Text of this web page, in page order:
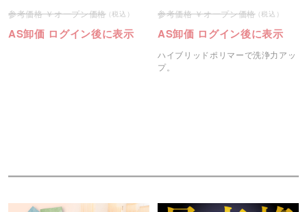
オープン価格
AS卸価 ログイン後に表示
オープン価格
AS卸価 ログイン後に表示
ハイブリッドポリマーで洗浄力アッ
プ。